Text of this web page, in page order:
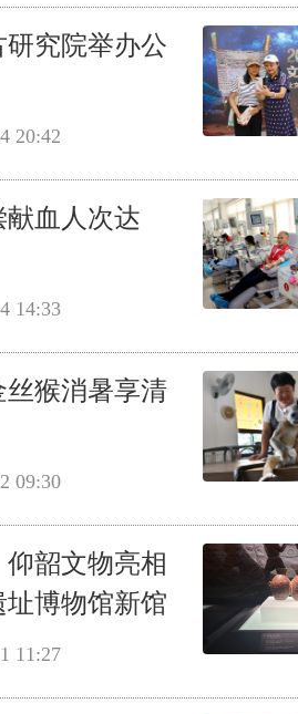
究院举办公
20:42
献血人次达
14:33
猴消暑享清
09:30
仰韶文物亮相
博物馆新馆
11:27